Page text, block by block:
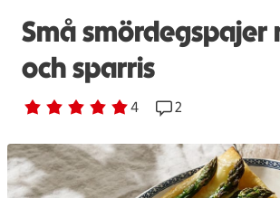
Små smördegspajer
och sparris
Betyg 5 av 5. 4
4 personer har röstatReceptet har 2
2